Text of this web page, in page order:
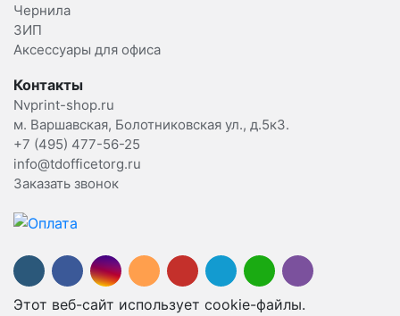
Чернила
ЗИП
Аксессуары для офиса
Контакты
Nvprint-shop.ru
м. Варшавская, Болотниковская ул., д.5к3.
+7 (495) 477-56-25
info@tdofficetorg.ru
Заказать звонок
Этот веб-сайт использует cookie-файлы.